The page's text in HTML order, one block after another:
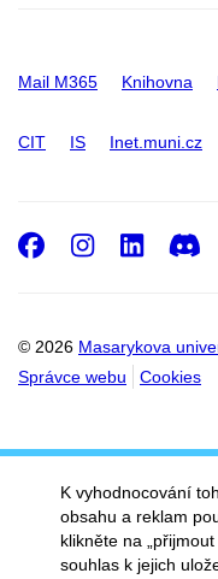
Mail M365 Knihovna
CIT IS Inet.muni.cz
© 2026 Masarykova
Správce webu
Cookies
Facebook
K vyhodnocování
obsahu a reklam
klikněte na
souhlas k jejich